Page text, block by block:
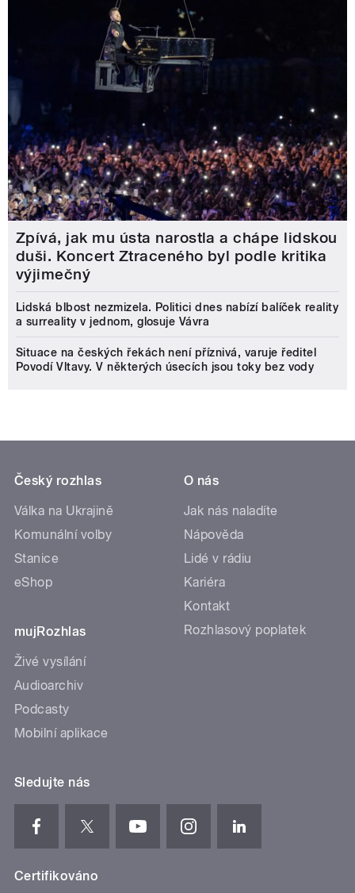
Zpívá, jak mu ústa narostla a chápe lidskou
duši. Koncert Ztraceného byl podle kritika
výjimečný
Lidská blbost nezmizela. Politici dnes nabízí balíček reality
a surreality v jednom, glosuje Vávra
Situace na českých řekách není příznivá, varuje ředitel
Povodí Vltavy. V některých úsecích jsou toky bez vody
Český rozhlas
Válka na Ukrajině
Komunální volby
Stanice
eShop
mujRozhlas
Živé vysílání
Audioarchiv
Podcasty
Mobilní aplikace
O nás
Jak nás naladíte
Nápověda
Lidé v rádiu
Kariéra
Kontakt
Rozhlasový poplatek
Sledujte nás
Certifikováno